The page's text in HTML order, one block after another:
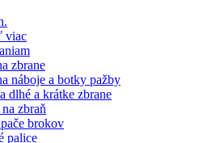
viac
zbrane
náboje a botky pažby
dlhé a krátke zbrane
zbraň
brokov
palice